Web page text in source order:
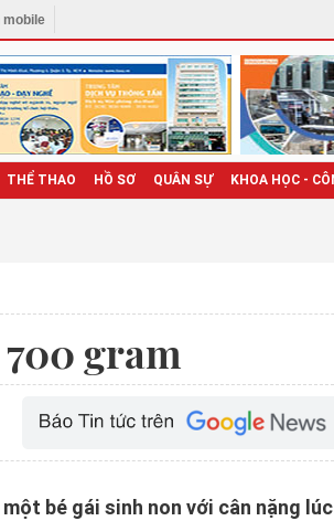
mobile
THỂ THAO HỒ SƠ QUÂN SỰ KHOA HỌC -
gram
bé gái sinh non với cân nặng lúc